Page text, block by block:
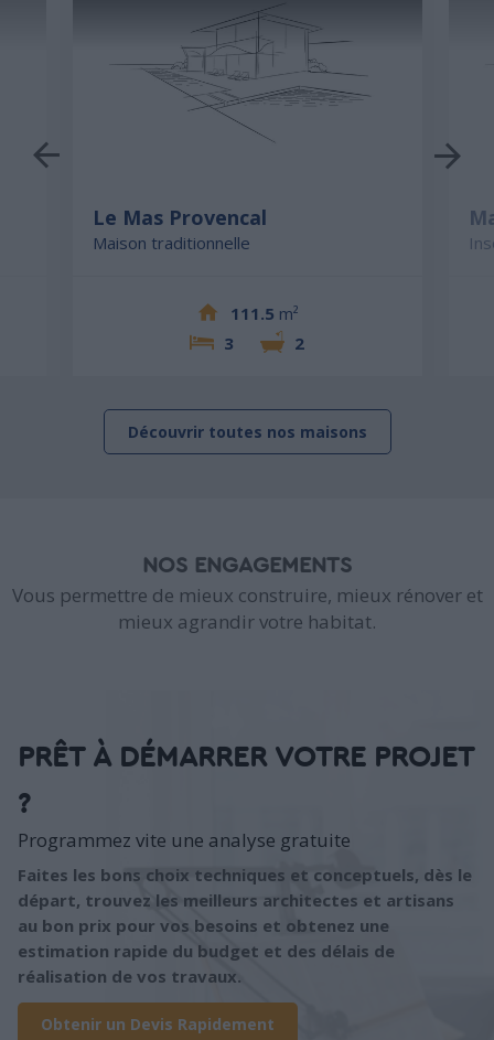
Le Mas Provencal
Maison traditionnelle
111.5 m²
3
2
Découvrir toutes nos maisons
NOS ENGAGEMENTS
Vous permettre de mieux construire, mieux rénover et
mieux agrandir votre habitat.
PRÊT À DÉMARRER VOTRE PROJET
?
Programmez vite une analyse gratuite
Faites les bons choix techniques et conceptuels, dès le
départ, trouvez les meilleurs architectes et artisans
au bon prix pour vos besoins et obtenez une
estimation rapide du budget et des délais de
réalisation de vos travaux.
Obtenir un Devis Rapidement